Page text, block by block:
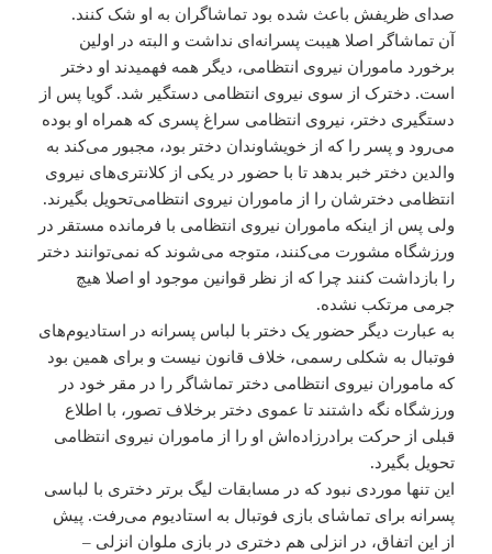
صدای ظریفش باعث شده بود تماشاگران به او شک کنند.
آن تماشاگر اصلا هیبت پسرانه‌ای نداشت و البته در اولین
برخورد ماموران نیروی انتظامی، دیگر همه فهمیدند او دختر
است. دخترک از سوی نیروی انتظامی‌ دستگیر شد. گویا پس از
دستگیری دختر، نیروی انتظامی‌ سراغ پسری که همراه او بوده
می‌رود و پسر را که از خویشاوندان دختر بود، مجبور می‌کند به
والدین دختر خبر بدهد تا با حضور در یکی از کلانتری‌های نیروی
انتظامی‌ دخترشان را از ماموران نیروی انتظامی‌تحویل بگیرند.
ولی پس از اینکه ماموران نیروی انتظامی‌ با فرمانده مستقر در
ورزشگاه مشورت می‌کنند، متوجه می‌شوند که نمی‌توانند دختر
را بازداشت کنند چرا که از نظر قوانین موجود او اصلا هیچ
جرمی‌ مرتکب نشده.
به عبارت دیگر حضور یک دختر با لباس پسرانه در استادیوم‌های
فوتبال به شکلی رسمی، خلاف قانون نیست و برای همین بود
که ماموران نیروی انتظامی‌ دختر تماشاگر را در مقر خود در
ورزشگاه نگه داشتند تا عموی دختر برخلاف تصور، با اطلاع
قبلی از حرکت برادرزاده‌اش او را از ماموران نیروی انتظامی‌
تحویل بگیرد.
این تنها موردی نبود که در مسابقات لیگ برتر دختری با لباسی
پسرانه برای تماشای بازی فوتبال به استادیوم می‌رفت. پیش
از این اتفاق، در انزلی هم دختری در بازی ملوان انزلی –